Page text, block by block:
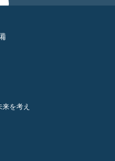
を考え